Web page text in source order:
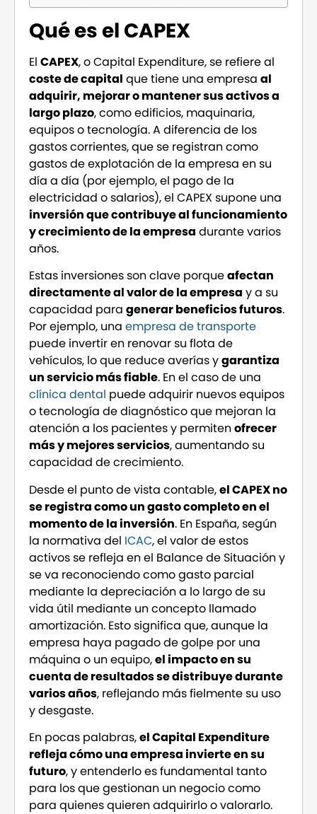
Qué es el CAPEX
El CAPEX, o Capital Expenditure, se refiere al
coste de capital que tiene una empresa al
adquirir, mejorar o mantener sus activos a
largo plazo, como edificios, maquinaria,
equipos o tecnología. A diferencia de los
gastos corrientes, que se registran como
gastos de explotación de la empresa en su
día a día (por ejemplo, el pago de la
electricidad o salarios), el CAPEX supone una
inversión que contribuye al funcionamiento
y crecimiento de la empresa durante varios
años.
Estas inversiones son clave porqueafectan
directamente al valor de la empresa y a su
capacidad para generar beneficios futuros.
Por ejemplo, una empresa de transporte
puede invertir en renovar su flota de
vehículos, lo que reduce averías ygarantiza
un servicio más fiable. En el caso de una
clínica dental puede adquirir nuevos equipos
o tecnología de diagnóstico que mejoran la
atención a los pacientes y permitenofrecer
más y mejores servicios, aumentando su
capacidad de crecimiento.
Desde el punto de vista contable,el CAPEX no
se registra como un gasto completo en el
momento de la inversión. En España, según
la normativa del ICAC, el valor de estos
activos se refleja en el Balance de Situación y
se va reconociendo como gasto parcial
mediante la depreciación a lo largo de su
vida útil mediante un concepto llamado
amortización. Esto significa que, aunque la
empresa haya pagado de golpe por una
máquina o un equipo,el impacto en su
cuenta de resultados se distribuye durante
varios años, reflejando más fielmente su uso
y desgaste.
En pocas palabras,el Capital Expenditure
refleja cómo una empresa invierte en su
futuro, y entenderlo es fundamental tanto
para los que gestionan un negocio como
para quienes quieren adquirirlo o valorarlo.